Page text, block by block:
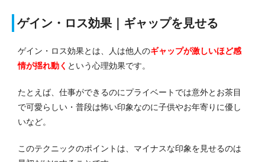
ゲイン・ロス効果｜ギャップを見せる
ゲイン・ロス効果とは、人は他人のギャップが激しいほど感
情が揺れ動く という心理効果です。
たとえば、仕事ができるのにプライベートでは意外とお茶目
で可愛らしい・普段は怖い印象なのに子供やお年寄りに優し
いなど。
このテクニックのポイントは、マイナスな印象を見せるのは